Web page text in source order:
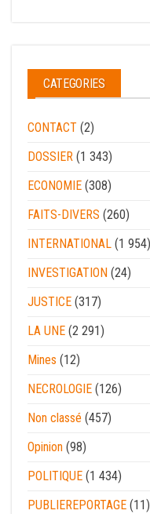
CATEGORIES
CONTACT (2)
DOSSIER (1 343)
ECONOMIE (308)
FAITS-DIVERS (260)
INTERNATIONAL (1 954)
INVESTIGATION (24)
JUSTICE (317)
LA UNE (2 291)
Mines (12)
NECROLOGIE (126)
Non classé (457)
Opinion (98)
POLITIQUE (1 434)
PUBLIEREPORTAGE (11)